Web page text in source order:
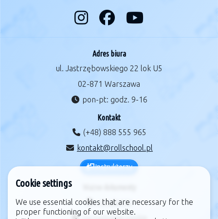
Adres biura
ul. Jastrzębowskiego 22 lok U5
02-871 Warszawa
pon-pt: godz. 9-16
Kontakt
(+48) 888 555 965
kontakt@rollschool.pl
Instruktorzy
regulamin
Cookie settings
We use essential cookies that are necessary for the
proper functioning of our website.